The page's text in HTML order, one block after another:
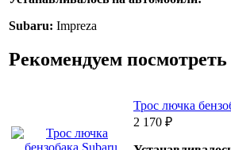
Subaru: Impreza
Рекомендуем посмотреть
Трос лючка
2 170 ₽